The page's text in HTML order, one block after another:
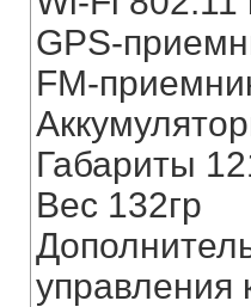
GPS-
FM-
Габариты
Вес 132гр
управления